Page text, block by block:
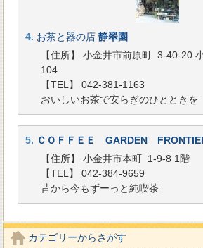
4. お茶と器の店 静翠園
【住所】 小金井市前原町 3-40-20
104
【TEL】 042-381-1163
おいしいお茶で安らぎのひとときを
5. ＣＯＦＦＥＥ GARDEN
【住所】 小金井市本町 1-9-8 1階
【TEL】 042-384-9659
昔から今もずーっと純喫茶
カテゴリーからさがす